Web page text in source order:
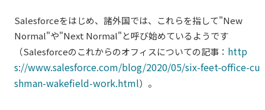
Salesforceをはじめ、諸外国では、これらを指して"New
Normal"や"Next Normal"と呼び始めているようです
（Salesforceのこれからのオフィスについての記事： http
s://www.salesforce.com/blog/2020/05/six-feet-office-cu
shman-wakefield-work.html）。